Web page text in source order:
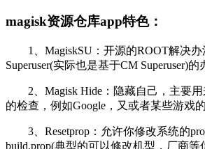
magisk资源仓库app特色：
1、MagiskSU：开源的ROOT解决办
Superuser(实际也是基于CM Superuser)的
2、Magisk Hide：隐藏自己，主要用
的检查，例如Google，又或者某些游戏
3、Resetprop：允许你修改系统的
build.prop(典型的可以修改机型，厂商